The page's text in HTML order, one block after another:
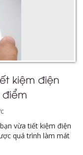
kiệm điện
vừa tiết kiệm điện
quá trình làm mát